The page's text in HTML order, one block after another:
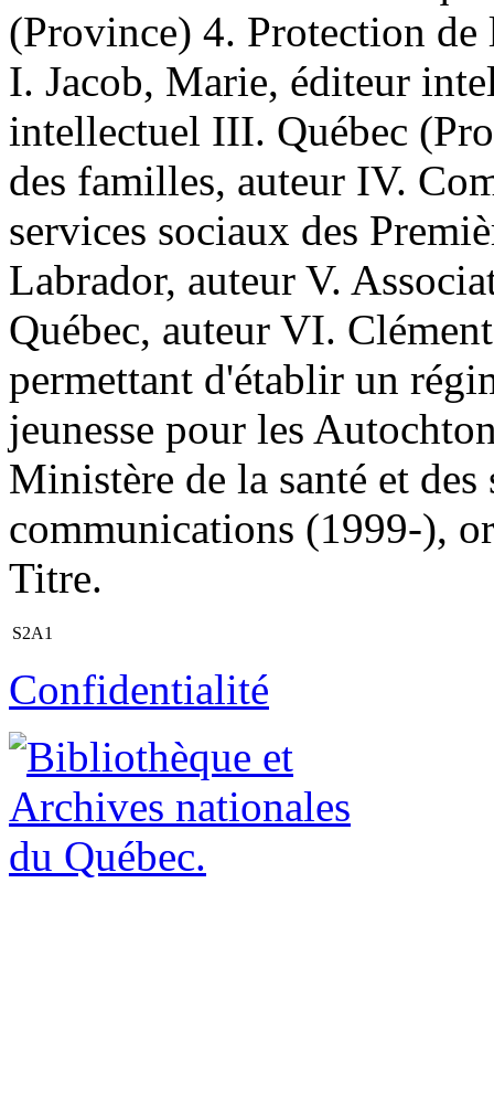
(Province) 4. Protection
I. Jacob, Marie, éditeur
intellectuel III. Québec
des familles, auteur IV.
services sociaux des
Labrador, auteur V.
Québec, auteur VI.
permettant d'établir un
jeunesse pour les
Ministère de la santé et
communications (1999-),
Titre.
S2A1
Confidentialité